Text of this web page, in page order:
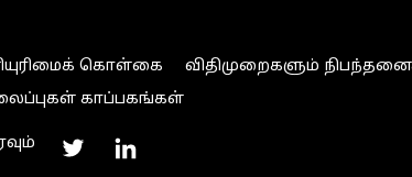
கொள்கை விதிமுறைகளும்
காப்பகங்கள்